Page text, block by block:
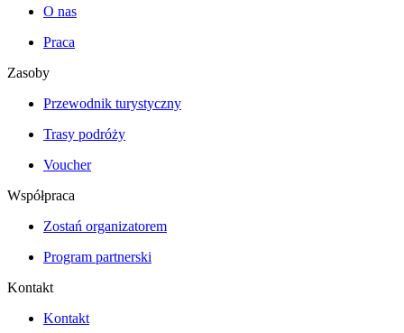
O nas
Praca
Zasoby
Przewodnik turystyczny
Trasy podróży
Voucher
Współpraca
Zostań organizatorem
Program partnerski
Kontakt
Kontakt